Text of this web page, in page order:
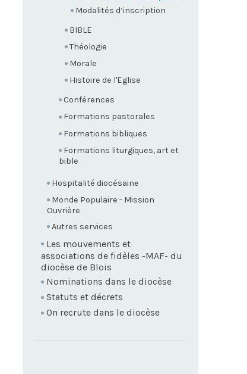
Modalités d’inscription
BIBLE
Théologie
Morale
Histoire de l'Eglise
Conférences
Formations pastorales
Formations bibliques
Formations liturgiques, art et
bible
Hospitalité diocésaine
Monde Populaire - Mission
Ouvrière
Autres services
Les mouvements et
associations de fidèles -MAF- du
diocèse de Blois
Nominations dans le diocèse
Statuts et décrets
On recrute dans le diocèse